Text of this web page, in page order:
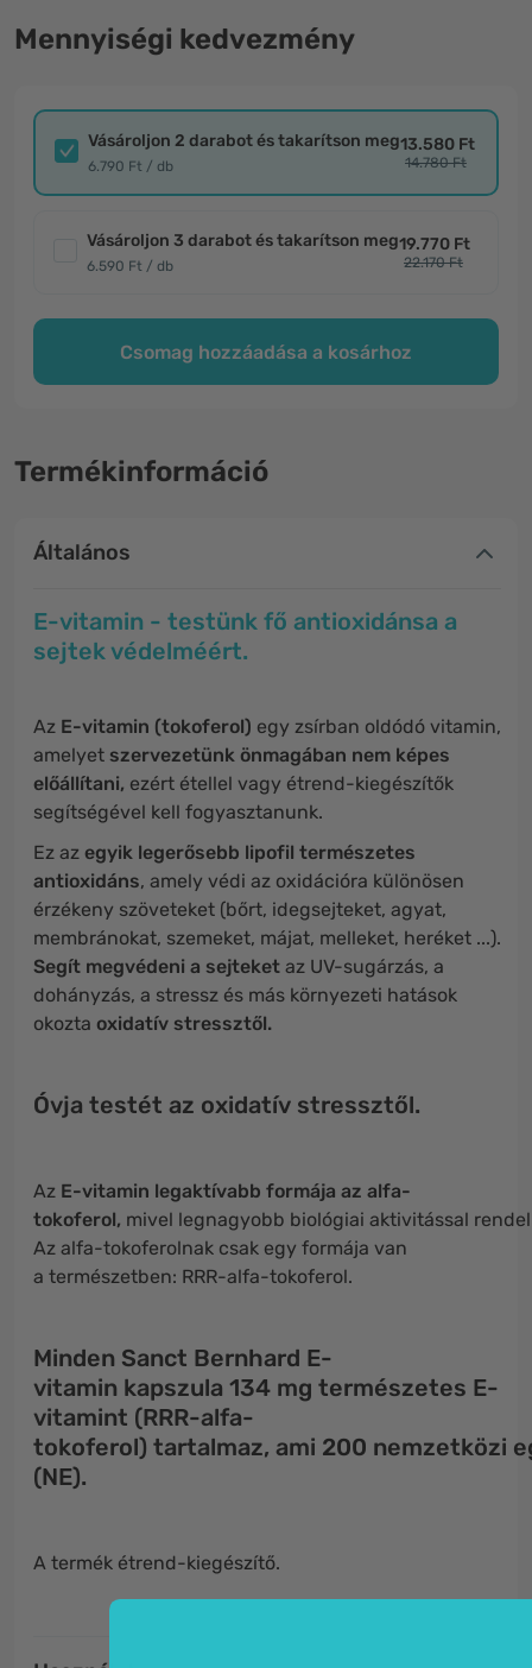
Mennyiségi kedvezmény
Vásároljon 2 darabot és takarítson meg
6.790 Ft / db
13.580 Ft
14.780 Ft
Vásároljon 3 darabot és takarítson meg
6.590 Ft / db
19.770 Ft
22.170 Ft
Csomag hozzáadása a kosárhoz
Termékinformáció
Általános
E-vitamin - testünk fő antioxidánsa a
sejtek védelméért.
Az E-vitamin (tokoferol) egy zsírban oldódó vitamin,
amelyet szervezetünk önmagában nem képes
előállítani, ezért étellel vagy étrend-kiegészítők
segítségével kell fogyasztanunk.
Ez az egyik legerősebb lipofil természetes
antioxidáns, amely védi az oxidációra különösen
érzékeny szöveteket (bőrt, idegsejteket, agyat,
membránokat, szemeket, májat, melleket, heréket ...).
Segít megvédeni a sejteket az UV-sugárzás, a
dohányzás, a stressz és más környezeti hatások
okozta oxidatív stressztől.
Óvja testét az oxidatív stressztől.
Az E-vitamin legaktívabb formája az alfa-
tokoferol, mivel legnagyobb biológiai aktivitással
Az alfa-tokoferolnak csak egy formája van
a természetben: RRR-alfa-tokoferol.
Minden Sanct Bernhard E-
vitamin kapszula 134 mg természetes E-
vitamint (RRR-alfa-
tokoferol) tartalmaz, ami 200 nemzetközi
(NE).
A termék étrend-kiegészítő.